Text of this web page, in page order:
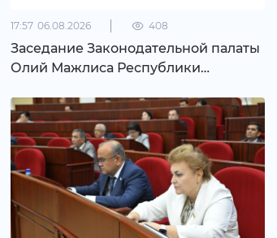
17:57 06.08.2026 408
Заседание Законодательной палаты
Олий Мажлиса Республики
2026 года